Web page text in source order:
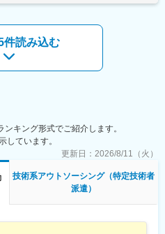
様々な技術に関する業務支援も行っ
場を熟知した代表取締役】弊社代表者
全国各地の現場を30年以上経験。工
談など！とにかくなんでも相談でき
と常々願い努力しています。また、
交流を深めることができるよう、勉
。業務の相談もしやすく、ノウハウ
業界の人脈もあり、案件は安定的に
豊富】事務からCADオペレーター
工管理へ！多数実績あり。社員が望
援サポートします。
件読み込む
キング形式でご紹介します。
しています。
更新日： 2026/8/11（火）
技術系アウトソーシング（特定技術者
派遣）